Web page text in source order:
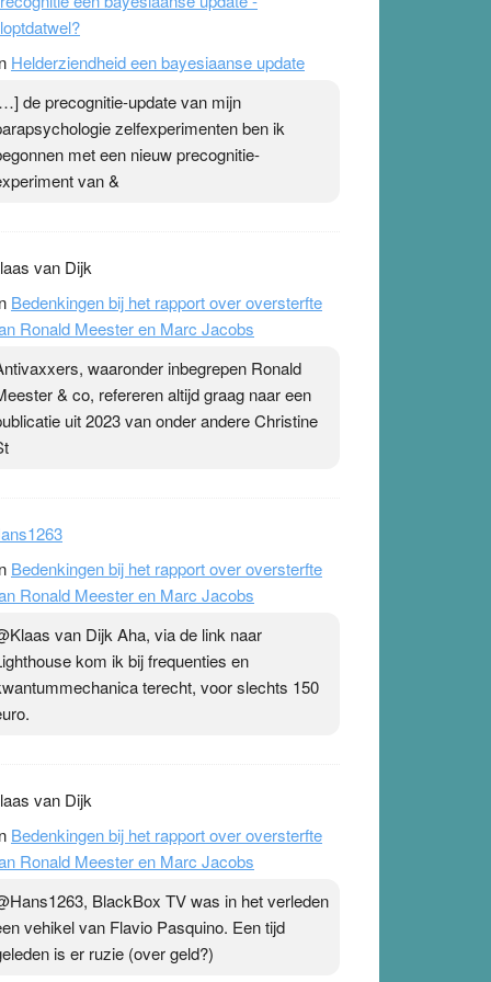
Helderziendheid een bayesiaanse update
de precognitie-update van mijn
zelfexperimenten ben ik
met een nieuw precognitie-
van &
van Dijk
Bedenkingen bij het rapport over oversterfte
Ronald Meester en Marc Jacobs
waaronder inbegrepen Ronald
& co, refereren altijd graag naar een
uit 2023 van onder andere Christine
Bedenkingen bij het rapport over oversterfte
Ronald Meester en Marc Jacobs
van Dijk Aha, via de link naar
kom ik bij frequenties en
terecht, voor slechts 150
van Dijk
Bedenkingen bij het rapport over oversterfte
Ronald Meester en Marc Jacobs
BlackBox TV was in het verleden
vehikel van Flavio Pasquino. Een tijd
is er ruzie (over geld?)